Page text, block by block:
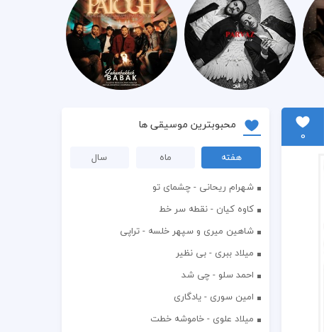
0
محبوبترین موسیقی ها
هفته ماه
سال
شهرام ریحانی - چشمای تو
کاوه کیان - نقطه سر خط
شاهین میری و سپهر خلسه - تراپی
میلاد ببری - بی نظیر
احمد سلو - چی شد
امین سوری - یادگاری
میلاد علوی - خاموشه خطت